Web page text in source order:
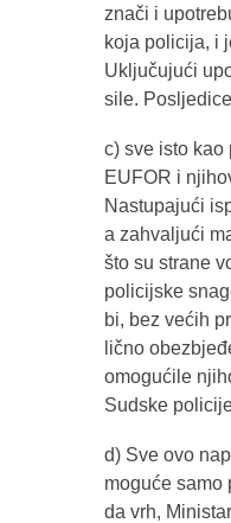
znači i
koja policija, i
Uključujući
sile.
c) sve isto kao
EUFOR i
Nastupajući
a zahvaljući
što su strane
policijske
bi, bez većih
lično
omogućile
Sudske
d) Sve ovo
moguće samo
da vrh,